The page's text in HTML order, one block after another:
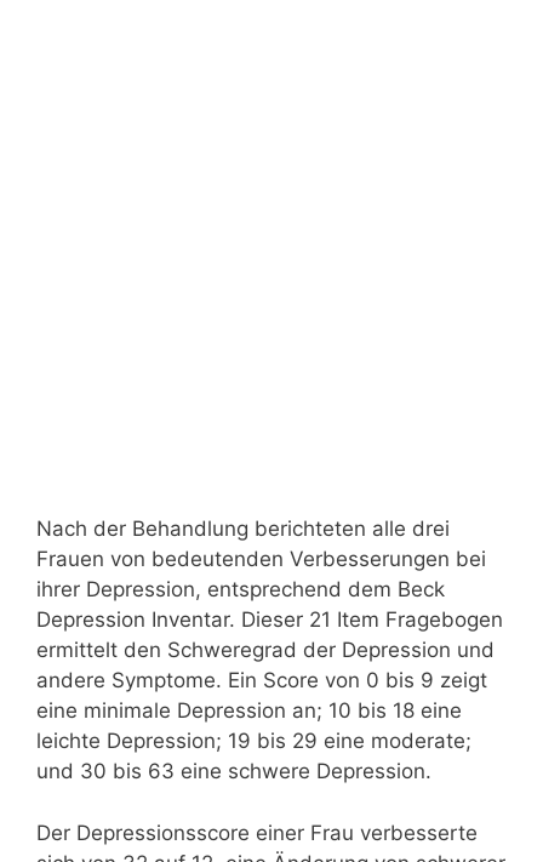
Nach der Behandlung berichteten alle drei
Frauen von bedeutenden Verbesserungen bei
ihrer Depression, entsprechend dem Beck
Depression Inventar. Dieser 21 Item Fragebogen
ermittelt den Schweregrad der Depression und
andere Symptome. Ein Score von 0 bis 9 zeigt
eine minimale Depression an; 10 bis 18 eine
leichte Depression; 19 bis 29 eine moderate;
und 30 bis 63 eine schwere Depression.
Der Depressionsscore einer Frau verbesserte